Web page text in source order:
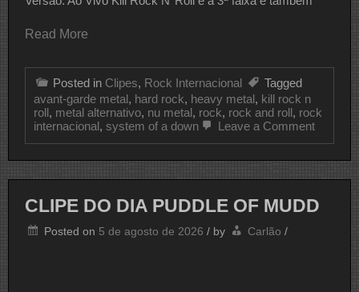
Read More
Posted in Clipes, Rock Internacional
Tagged
avant-garde metal, hard rock, heavy metal, kill rock n
roll, metal alternativo, nu metal, rock, rock and roll, rock
internacional, system of a down Leave a Commenton
A
CLIPE DO DIA PUDDLE OF MUDD
Posted on 5 de agosto de 2026 / by Carlão /